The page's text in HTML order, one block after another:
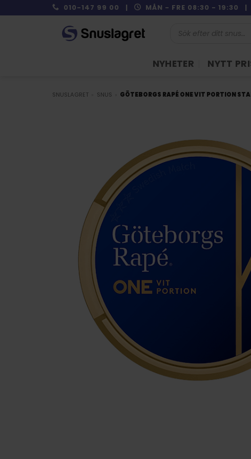
to
010-147 99 00 | MÅN - FRE 08:30 - 19:30 |
NYHETER NYTT
SNUSLAGRET SNUS GÖTEBORGS RAPÉ ONE VIT PORTION